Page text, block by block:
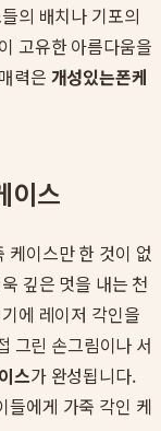
의 배치나 기포의
고유한 아름다움을
력은 개성있는폰케
이스
케이스만 한 것이 없
깊은 멋을 내는 천
에 레이저 각인을
그린 손그림이나 서
스가 완성됩니다.
들에게 가죽 각인 케